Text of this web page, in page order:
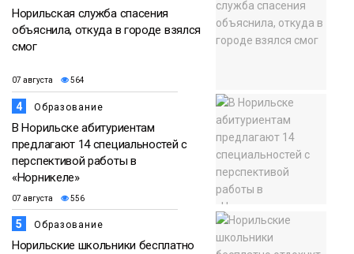
Норильская служба спасения
объяснила, откуда в городе взялся
смог
07 августа 564
4 Образование
В Норильске абитуриентам
предлагают 14 специальностей с
перспективой работы в
«Норникеле»
07 августа 556
5 Образование
Норильские школьники бесплатно